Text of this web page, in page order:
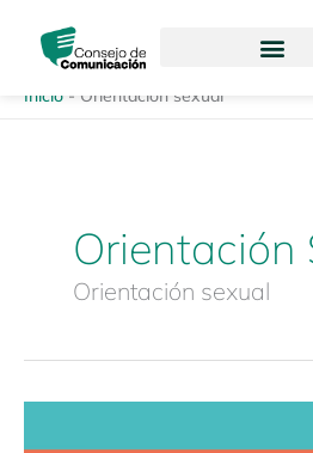
contenido
Inicio - Orientación sexual
Orientación
Orientación sexual